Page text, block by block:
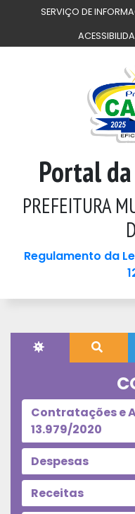
SERVIÇO DE
Portal
PREFEITURA
Regulamento da
Contratações e
13.979/2020
Despesas
Receitas